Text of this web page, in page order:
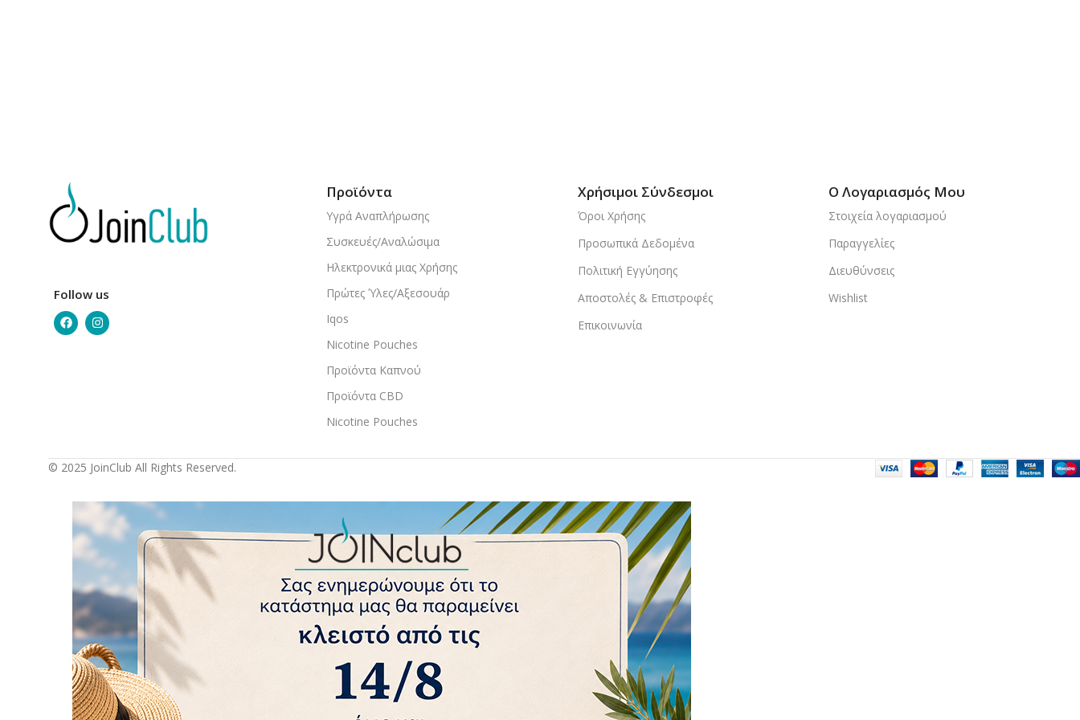
Follow us
Προϊόντα
Υγρά Αναπλήρωσης
Συσκευές/Αναλώσιμα
Ηλεκτρονικά μιας Χρήσης
Πρώτες Ύλες/Αξεσουάρ
Iqos
Nicotine Pouches
Προϊόντα Καπνού
Προϊόντα CBD
Nicotine Pouches
Χρήσιμοι Σύνδεσμοι
Όροι Χρήσης
Προσωπικά Δεδομένα
Πολιτική Εγγύησης
Αποστολές & Επιστροφές
Επικοινωνία
Ο Λογαριασμός Μου
Στοιχεία λογαριασμού
Παραγγελίες
Διευθύνσεις
Wishlist
© 2025 JoinClub All Rights Reserved.